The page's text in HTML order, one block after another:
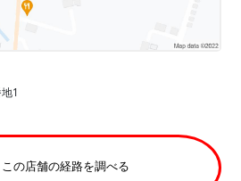
1
この店舗の経路を調べる